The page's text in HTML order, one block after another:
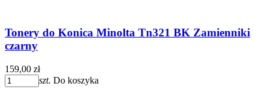
Tonery do Konica Minolta Tn321 BK Zamienniki
czarny
159,00 zł
szt. Do koszyka